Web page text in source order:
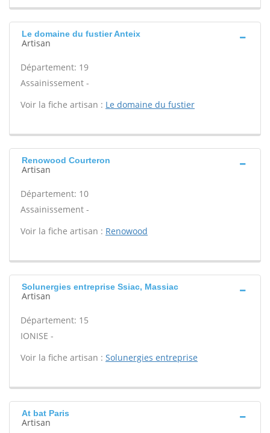
Le domaine du fustier Anteix
Artisan
Département: 19
Assainissement -
Voir la fiche artisan : Le domaine du fustier
Renowood Courteron
Artisan
Département: 10
Assainissement -
Voir la fiche artisan : Renowood
Solunergies entreprise Ssiac, Massiac
Artisan
Département: 15
IONISE -
Voir la fiche artisan : Solunergies entreprise
At bat Paris
Artisan